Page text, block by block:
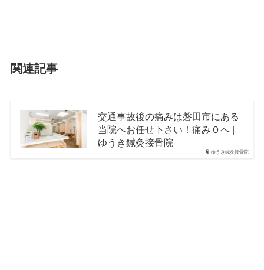
関連記事
ゆうき鍼灸接骨院
交通事故後の痛みは磐田市にある
当院へお任せ下さい！痛み０へ |
ゆうき鍼灸接骨院